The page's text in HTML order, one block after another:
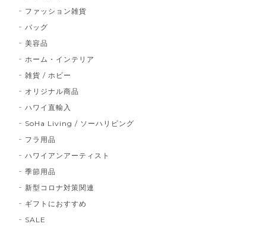
ファッション雑貨
バッグ
美容品
ホーム・インテリア
雑貨 / ホビー
オリジナル商品
ハワイ直輸入
SoHa Living / ソーハリビング
フラ用品
ハワイアンアーティスト
季節用品
新型コロナ対策関連
ギフトにおすすめ
SALE